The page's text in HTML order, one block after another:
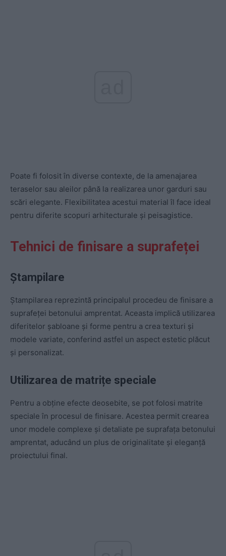
Poate fi folosit în diverse contexte, de la amenajarea
teraselor sau aleilor până la realizarea unor garduri sau
scări elegante. Flexibilitatea acestui material îl face ideal
pentru diferite scopuri arhitecturale și peisagistice.
Tehnici de finisare a suprafeței
Ștampilare
Ștampilarea reprezintă principalul procedeu de finisare a
suprafeței betonului amprentat. Aceasta implică utilizarea
diferitelor șabloane și forme pentru a crea texturi și
modele variate, conferind astfel un aspect estetic plăcut
și personalizat.
Utilizarea de matrițe speciale
Pentru a obține efecte deosebite, se pot folosi matrite
speciale în procesul de finisare. Acestea permit crearea
unor modele complexe și detaliate pe suprafața betonului
amprentat, aducând un plus de originalitate și eleganță
proiectului final.